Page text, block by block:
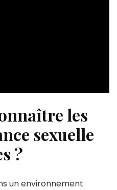
les
sexuelle
?
un environnement